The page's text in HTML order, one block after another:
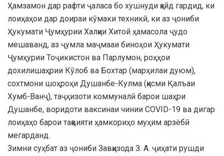
Ҳамзамон дар рафти ҷаласа бо хушнуди қайд гардид, ки
лоиҳаҳои дар доираи кӯмаки техникӣ, ки аз ҷониби
Ҳукумати Ҷумҳурии Халқии Хитой ҳамасола ҷудо
мешаванд, аз ҷумла маҷмааи биноҳои Ҳукумати
Ҷумҳурии Тоҷикистон ва Парлумон, роҳҳои
дохилишаҳрии Кӯлоб ва Бохтар (марҳилаи дуюм),
сохтмони шоҳроҳи Душанбе-Кулма (қисми Қалъаи
Хумб-Ванҷ), таҷҳизоти коммуналӣ барои шаҳри
Душанбе, воридоти ваксинаи чинии COVID-19 ва дигар
лоиҳаҳо барои тақвияти ҳамкориҳо муҳим арзёбӣ
мегарданд.
Зимни суҳбат аз ҷониби Завқизода З. А. ҷиҳати рушди